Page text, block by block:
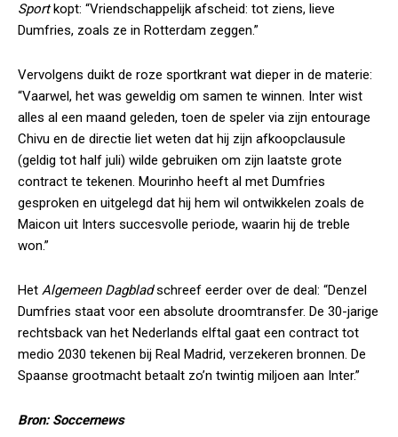
Sportkopt: “Vriendschappelijk afscheid: tot ziens, lieve
Dumfries, zoals ze in Rotterdam zeggen.”
Vervolgens duikt de roze sportkrant wat dieper in de materie:
“Vaarwel, het was geweldig om samen te winnen. Inter wist
alles al een maand geleden, toen de speler via zijn entourage
Chivu en de directie liet weten dat hij zijn afkoopclausule
(geldig tot half juli) wilde gebruiken om zijn laatste grote
contract te tekenen. Mourinho heeft al met Dumfries
gesproken en uitgelegd dat hij hem wil ontwikkelen zoals de
Maicon uit Inters succesvolle periode, waarin hij de treble
won.”
Het Algemeen Dagbladschreef eerder over de deal: “Denzel
Dumfries staat voor een absolute droomtransfer. De 30-jarige
rechtsback van het Nederlands elftal gaat een contract tot
medio 2030 tekenen bij Real Madrid, verzekeren bronnen. De
Spaanse grootmacht betaalt zo’n twintig miljoen aan Inter.”
Bron: Soccernews